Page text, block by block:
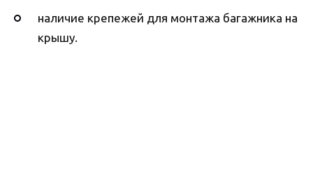
наличие крепежей для монтажа багажника на
крышу.